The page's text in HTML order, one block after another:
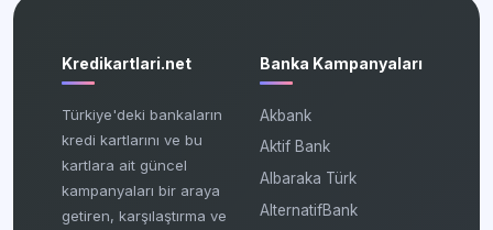
Kredikartlari.net
Türkiye'deki bankaların
kredi kartlarını ve bu
kartlara ait güncel
kampanyaları bir araya
getiren, karşılaştırma ve
Banka Kampanyaları
Akbank
Aktif Bank
Albaraka Türk
AlternatifBank